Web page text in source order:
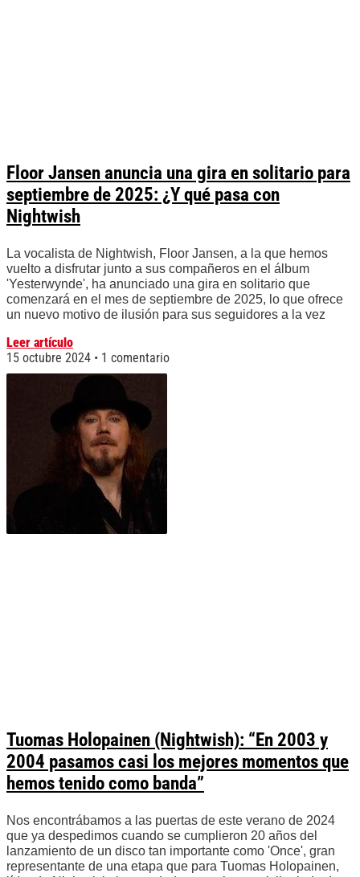
Floor Jansen anuncia una gira en solitario para
septiembre de 2025: ¿Y qué pasa con
Nightwish
La vocalista de Nightwish, Floor Jansen, a la que hemos
vuelto a disfrutar junto a sus compañeros en el álbum
'Yesterwynde', ha anunciado una gira en solitario que
comenzará en el mes de septiembre de 2025, lo que ofrece
un nuevo motivo de ilusión para sus seguidores a la vez
Leer artículo
15 octubre 2024
1 comentario
Tuomas Holopainen (Nightwish): “En 2003 y
2004 pasamos casi los mejores momentos que
hemos tenido como banda”
Nos encontrábamos a las puertas de este verano de 2024
que ya despedimos cuando se cumplieron 20 años del
lanzamiento de un disco tan importante como 'Once', gran
representante de una etapa que para Tuomas Holopainen,